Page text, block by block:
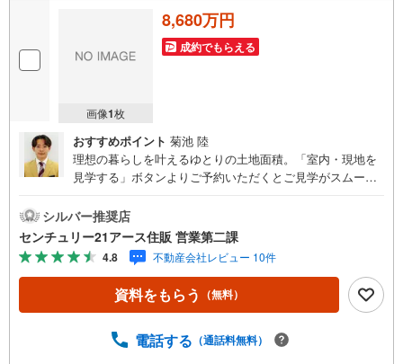
画像1枚
8,680万円
成約でもらえる
おすすめポイント 菊池 陸
理想の暮らしを叶えるゆとりの土地面積。「室内・現地を
見学する」ボタンよりご予約いただくとご見学がスムーズ
センチュリオン獲得店舗◆全国約970店舗あるセンチュリー
21のお店。その中でも、アメリカ本部が設ける一定基準を
満たした、上位4％しか受賞できない賞。それが「センチュ
リオン」です。弊社はそのセンチュリオンを2002年から欠
かすことなく取り続けております。◆住宅ローン相談会◆
お客様にあった無理のない住宅ローンの試算やご購入の際
お買い物になりますので、しっかりとした資金計画のアド
シルバー推奨店
センチュリー21アース住販 営業第二課
4.8 不動産会社レビュー 10件
資料をもらう （無料）
電話する （通話料無料）